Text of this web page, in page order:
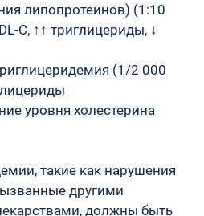
липопротеинов) (1:10
C, ↑↑ триглицериды, ↓
(1/2 000
уровня холестерина
такие как нарушения
другими
должны быть